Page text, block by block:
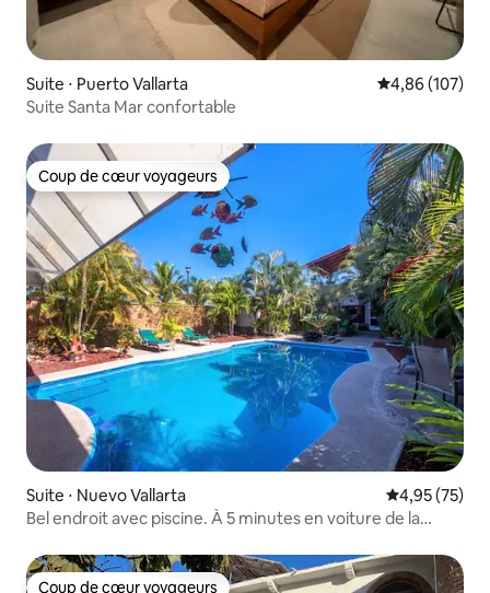
Suite ⋅ Puerto Vallarta Évaluation
4,86 (107)
Suite Santa Mar confortable
Coup de cœur voyageurs
Coup de cœur voyageurs
Suite ⋅ Nuevo Vallarta Évaluation
4,95 (75)
Bel endroit avec piscine. À 5 minutes en voiture de la
Coup de cœur voyageurs